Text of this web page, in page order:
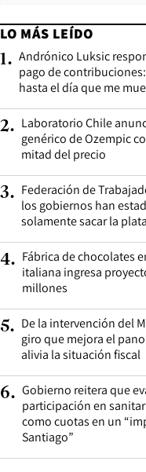
LO MÁS LEÍDO
1. Andrónico Luksic
pago de
hasta el día que me
2. Laboratorio Chile
genérico de Ozempic
mitad del precio
3. Federación de
los gobiernos han
solamente sacar la
4. Fábrica de chocolates
italiana ingresa
millones
5. De la intervención del
giro que mejora el
alivia la situación fiscal
6. Gobierno reitera que
participación en
como cuotas en un
Santiago”